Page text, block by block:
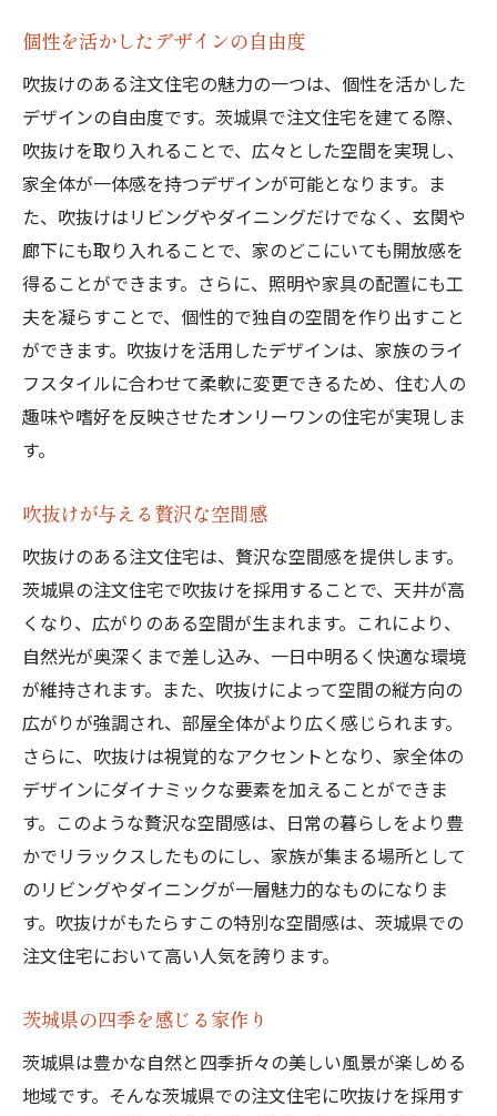
個性を活かしたデザインの自由度
吹抜けのある注文住宅の魅力の一つは、個性を活かした
デザインの自由度です。茨城県で注文住宅を建てる際、
吹抜けを取り入れることで、広々とした空間を実現し、
家全体が一体感を持つデザインが可能となります。ま
た、吹抜けはリビングやダイニングだけでなく、玄関や
廊下にも取り入れることで、家のどこにいても開放感を
得ることができます。さらに、照明や家具の配置にも工
夫を凝らすことで、個性的で独自の空間を作り出すこと
ができます。吹抜けを活用したデザインは、家族のライ
フスタイルに合わせて柔軟に変更できるため、住む人の
趣味や嗜好を反映させたオンリーワンの住宅が実現しま
す。
吹抜けが与える贅沢な空間感
吹抜けのある注文住宅は、贅沢な空間感を提供します。
茨城県の注文住宅で吹抜けを採用することで、天井が高
くなり、広がりのある空間が生まれます。これにより、
自然光が奥深くまで差し込み、一日中明るく快適な環境
が維持されます。また、吹抜けによって空間の縦方向の
広がりが強調され、部屋全体がより広く感じられます。
さらに、吹抜けは視覚的なアクセントとなり、家全体の
デザインにダイナミックな要素を加えることができま
す。このような贅沢な空間感は、日常の暮らしをより豊
かでリラックスしたものにし、家族が集まる場所として
のリビングやダイニングが一層魅力的なものになりま
す。吹抜けがもたらすこの特別な空間感は、茨城県での
注文住宅において高い人気を誇ります。
茨城県の四季を感じる家作り
茨城県は豊かな自然と四季折々の美しい風景が楽しめる
地域です。そんな茨城県での注文住宅に吹抜けを採用す